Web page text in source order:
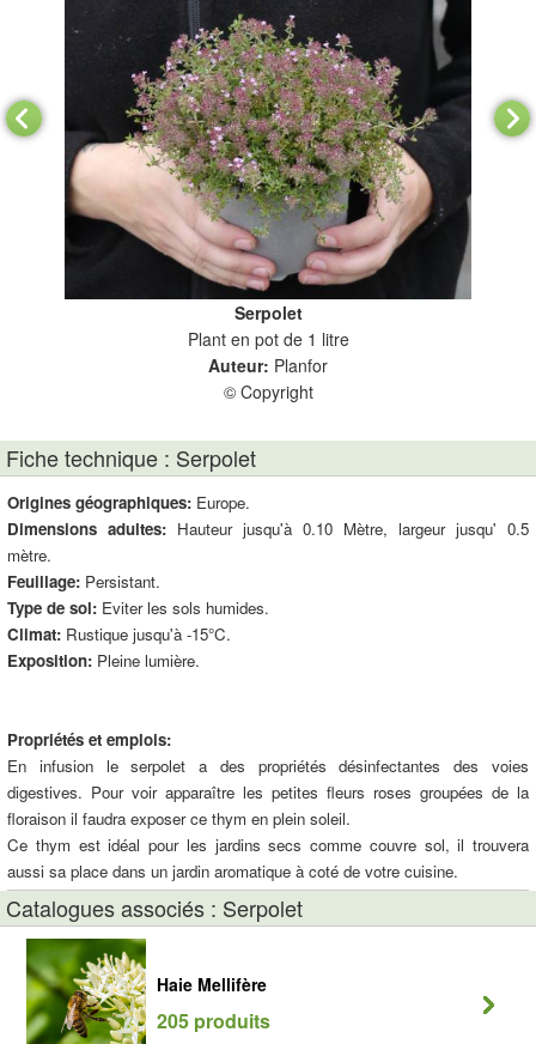
Serpolet
Plant en pot de 1 litre
Auteur: Planfor
© Copyright
Fiche technique : Serpolet
Origines géographiques: Europe.
Dimensions adultes: Hauteur jusqu'à 0.10 Mètre, largeur jusqu' 0.5
mètre.
Feuillage: Persistant.
Type de sol: Eviter les sols humides.
Climat: Rustique jusqu'à -15°C.
Exposition: Pleine lumière.
Propriétés et emplois:
En infusion le serpolet a des propriétés désinfectantes des voies
digestives. Pour voir apparaître les petites fleurs roses groupées de la
floraison il faudra exposer ce thym en plein soleil.
Ce thym est idéal pour les jardins secs comme couvre sol, il trouvera
aussi sa place dans un jardin aromatique à coté de votre cuisine.
Catalogues associés : Serpolet
Haie Mellifère
205 produits